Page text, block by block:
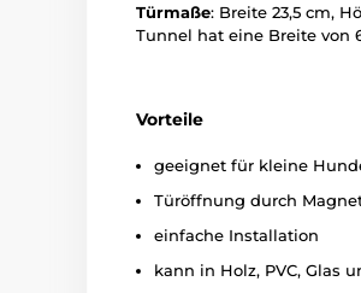
Türmaße: Breite 23,5 cm,
Tunnel hat eine Breite von
Vorteile
geeignet für kleine
Türöffnung durch
einfache Installation
kann in Holz, PVC, Glas